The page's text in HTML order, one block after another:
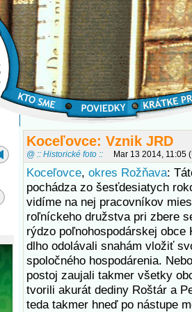
Koceľovce: Vznik JRD
@ :: Historické foto :: Mar 13 2014, 11:05
Koceľovce, okres Rožňava:
pochádza zo šesťdesiatych
vidíme na nej pracovníkov
roľníckeho družstva pri zbere
rýdzo poľnohospodárskej obce
dlho odolávali snahám vložiť
spoločného hospodárenia.
postoj zaujali takmer všetky
tvorili akurát dediny Roštár a
teda takmer hneď po nástupe